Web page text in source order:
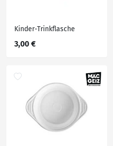
Kinder-Trinkflasche
3,00 €